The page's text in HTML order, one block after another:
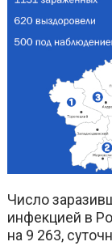
Число
инфекцией в
на 9 263,